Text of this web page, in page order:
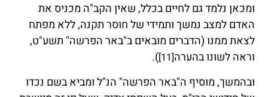
ומכאן נלמד גם לחיים בכלל, שאין הקב"ה מכניס את
האדם למצב נמשך ותמידי של חוסר תקנה, ללא מפתח
לצאת ממנו (הדברים מובאים ב"באר הפרשה" תשע"ט,
וראה לשונו בהערה[11]
).
ובהמשך, מוסיף ה"באר הפרשה" הנ"ל ומביא בשם נכדו